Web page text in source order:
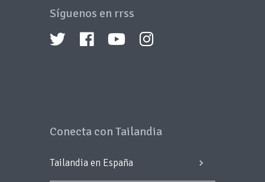
Síguenos en rrss
Conecta con Tailandia
Tailandia en España